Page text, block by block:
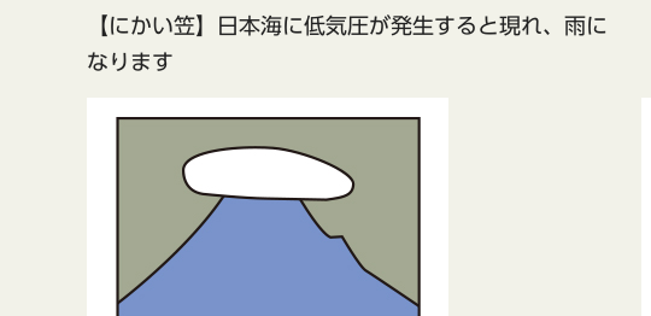
【にかい笠】日本海に低気圧が発生すると現れ、雨に
なります